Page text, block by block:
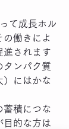
て成長ホル
の働きによ
進されます
タンパク質
）にはかな
蓄積につな
目的な方は